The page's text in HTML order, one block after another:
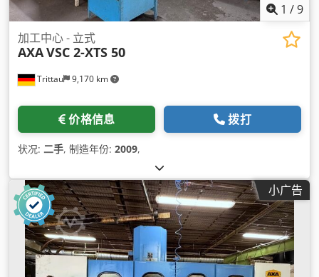
1 /9
Trittau 9,170 km
加工中心 - 立式
AXAVSC 2-XTS 50
价格信息 拨打
状况: 二手, 制造年份: 2009,
小广告